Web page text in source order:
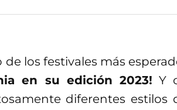
los festivales más
en su edición 2023! Y
diferentes estilos